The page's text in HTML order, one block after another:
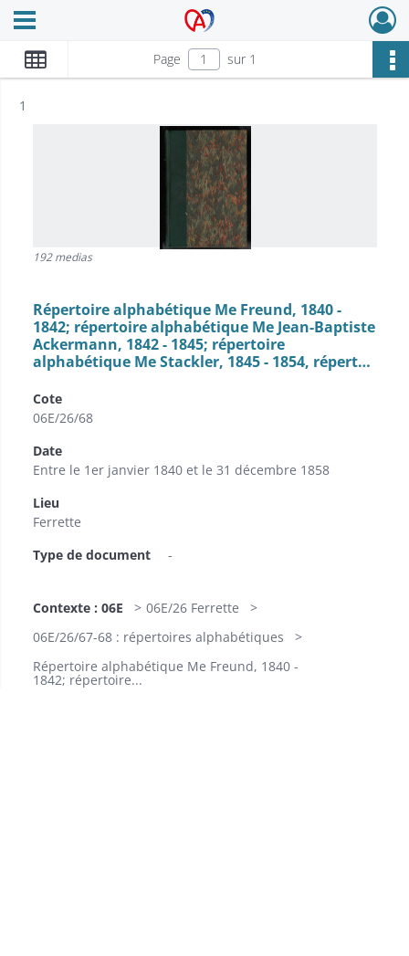
Archives Alsace - Colmar
Ouvrir le menu déroulant
Page sur 1
Résultat n°
1
192 medias
Répertoire alphabétique Me Freund, 1840 -
1842; répertoire alphabétique Me Jean-Baptiste
Ackermann, 1842 - 1845; répertoire
alphabétique Me Stackler, 1845 - 1854, répert…
Cote
06E/26/68
Date
Entre le 1er janvier 1840 et le 31 décembre 1858
Lieu
Ferrette
Type de document
-
Contexte : 06E
06E/26 Ferrette
06E/26/67-68 : répertoires alphabétiques
Répertoire alphabétique Me Freund, 1840 -
1842; répertoire...